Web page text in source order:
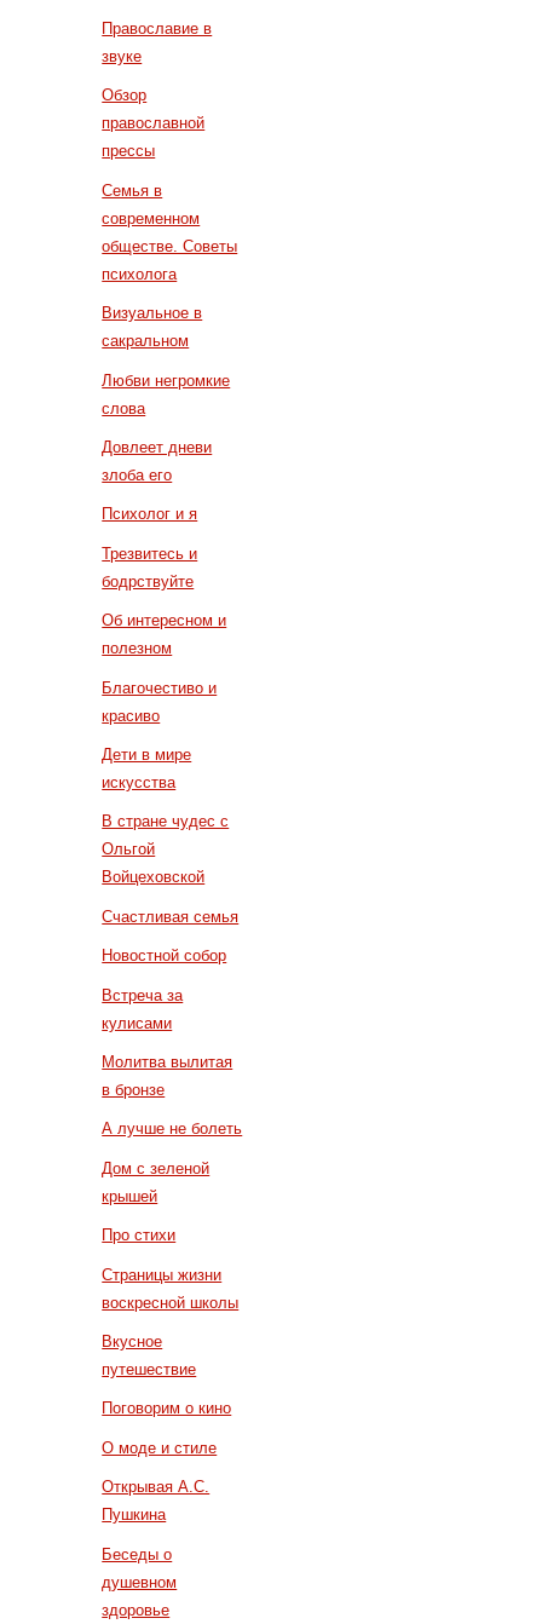
Православие в
звуке
Обзор
православной
прессы
Семья в
современном
обществе. Советы
психолога
Визуальное в
сакральном
Любви негромкие
слова
Довлеет дневи
злоба его
Психолог и я
Трезвитесь и
бодрствуйте
Об интересном и
полезном
Благочестиво и
красиво
Дети в мире
искусства
В стране чудес с
Ольгой
Войцеховской
Счастливая семья
Новостной собор
Встреча за
кулисами
Молитва вылитая
в бронзе
А лучше не болеть
Дом с зеленой
крышей
Про стихи
Страницы жизни
воскресной школы
Вкусное
путешествие
Поговорим о кино
О моде и стиле
Открывая А.С.
Пушкина
Беседы о
душевном
здоровье